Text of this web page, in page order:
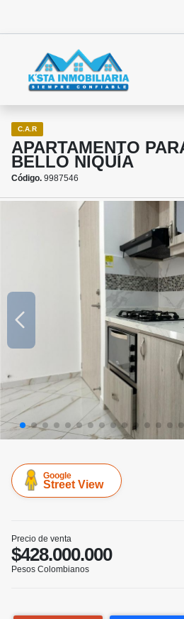
C.A.R
APARTAMENTO
BELLO NIQUÍA
Código. 9987546
Google
Street View
Precio de venta
$428.000.000
Pesos Colombianos